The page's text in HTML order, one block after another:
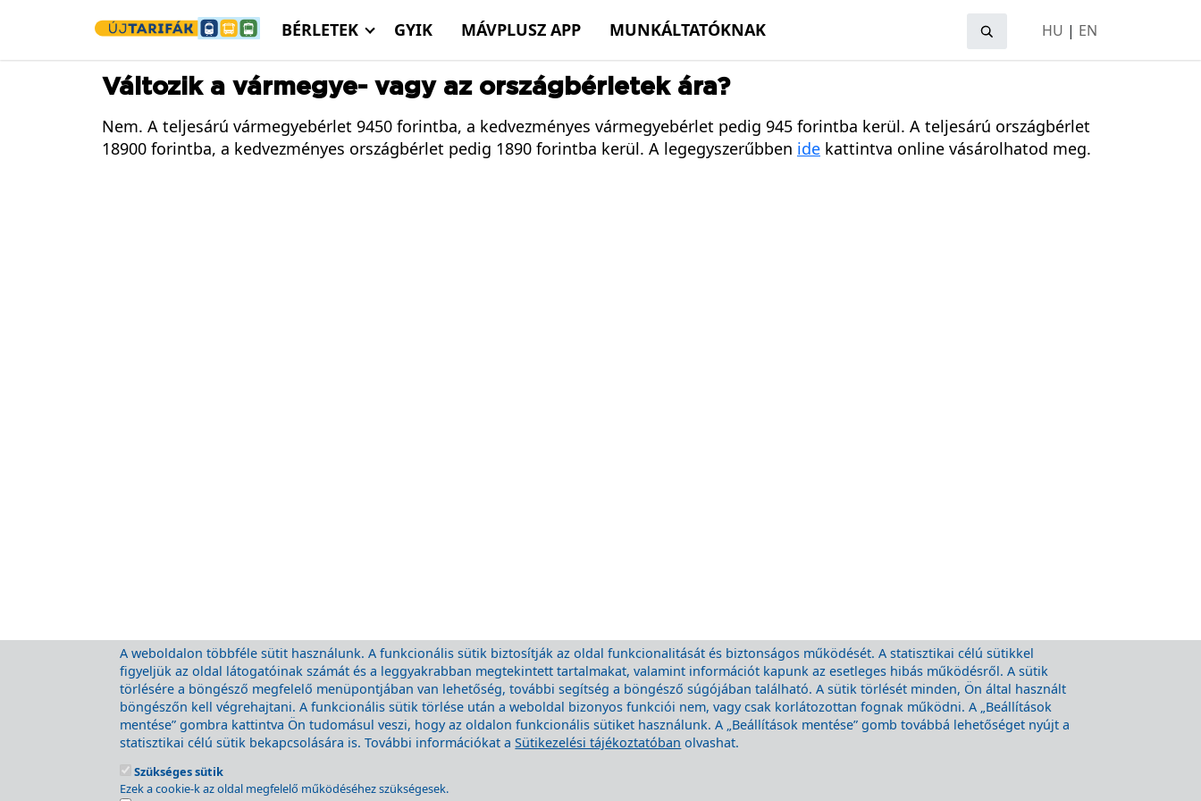
BÉRLETEK GYIK MÁVPLUSZ APP MUNKÁLTATÓKNAK HU | EN
Változik a vármegye- vagy az országbérletek ára?
Nem. A teljesárú vármegyebérlet 9450 forintba, a kedvezményes vármegyebérlet pedig 945 forintba kerül. A teljesárú országbérlet
18900 forintba, a kedvezményes országbérlet pedig 1890 forintba kerül. A legegyszerűbben ide kattintva online vásárolhatod meg.
Jogi nyilatkozat
A weboldalon többféle sütit használunk. A funkcionális sütik biztosítják az oldal funkcionalitását és biztonságos működését. A statisztikai célú sütikkel
figyeljük az oldal látogatóinak számát és a leggyakrabban megtekintett tartalmakat, valamint információt kapunk az esetleges hibás működésről. A sütik
törlésére a böngésző megfelelő menüpontjában van lehetőség, további segítség a böngésző súgójában található. A sütik törlését minden, Ön által használt
böngészőn kell végrehajtani. A funkcionális sütik törlése után a weboldal bizonyos funkciói nem, vagy csak korlátozottan fognak működni. A „Beállítások
mentése” gombra kattintva Ön tudomásul veszi, hogy az oldalon funkcionális sütiket használunk. A „Beállítások mentése” gomb továbbá lehetőséget nyújt a
statisztikai célú sütik bekapcsolására is. További információkat aSütikezelési tájékoztatóban olvashat.
Szükséges sütik
Ezek a cookie-k az oldal megfelelő működéséhez szükségesek.